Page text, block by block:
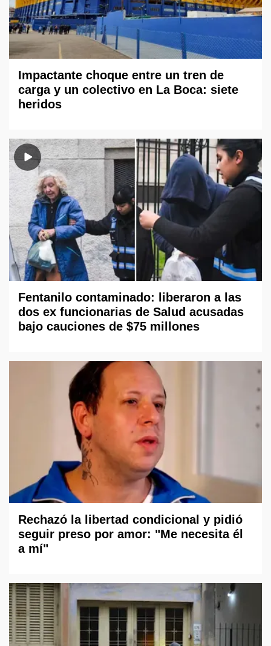
Impactante choque entre un tren de
carga y un colectivo en La Boca: siete
heridos
Fentanilo contaminado: liberaron a las
dos ex funcionarias de Salud acusadas
bajo cauciones de $75 millones
Rechazó la libertad condicional y pidió
seguir preso por amor: "Me necesita él
a mí"